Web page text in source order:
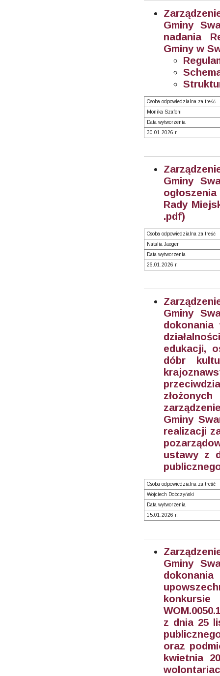
Gminy
nadania
Gminy w
Osoba odpowiedzialna za treść
Monika Szafoni
Data wytworzenia
30.01.2026 r.
Gminy
Rady
.pdf)
Osoba odpowiedzialna za treść
Natalia Jaeger
Data wytworzenia
26.01.2026 r.
Gminy
edukacji,
dóbr
Gminy
realizacji
ustawy z
Osoba odpowiedzialna za treść
Wojciech Dobczyński
Data wytworzenia
15.01.2026 r.
Gminy
z dnia 25
oraz
kwietnia